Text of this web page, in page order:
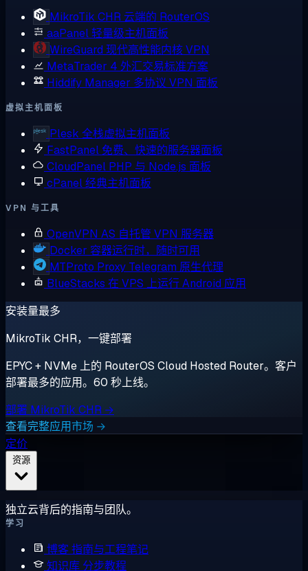
MikroTik CHR 云端的 RouterOS
aaPanel轻量级主机面板
WireGuard 现代高性能内核 VPN
MetaTrader 4 外汇交易标准方案
Hiddify Manager 多协议 VPN 面板
虚拟主机面板
Plesk 全栈虚拟主机面板
FastPanel 免费、快速的服务器面板
CloudPanel PHP 与 Node.js 面板
cPanel经典主机面板
VPN 与工具
OpenVPN AS 自托管 VPN 服务器
Docker 容器运行时，随时可用
MTProto Proxy Telegram 原生代理
BlueStacks 在 VPS 上运行 Android 应用
安装量最多
MikroTik CHR，一键部署
EPYC + NVMe 上的 RouterOS Cloud Hosted Router。客户
部署最多的应用。60 秒上线。
部署 MikroTik CHR →
查看完整应用市场 →
定价
独立云背后的指南与团队。
学习
博客指南与工程笔记
知识库 分步教程